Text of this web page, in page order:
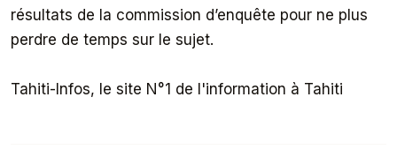
résultats de la commission d’enquête pour ne plus
perdre de temps sur le sujet.
Tahiti-Infos, le site N°1 de l'information à Tahiti